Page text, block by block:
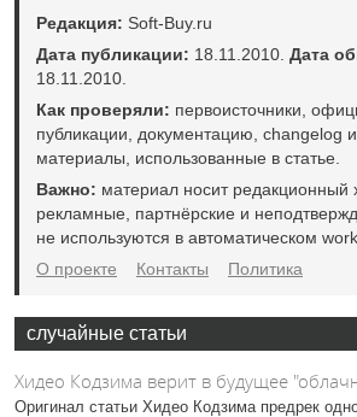
Редакция: Soft-Buy.ru
Дата публикации: 18.11.2010. Дата
18.11.2010.
Как проверяли: первоисточники,
публикации, документацию, changelog
материалы, использованные в статье.
Важно: материал носит редакционный
рекламные, партнёрские и
не используются в автоматическом
О проекте
Контакты Политика
случайные статьи
Хидео Кодзима верит в будущее
Оригинал статьи Хидео Кодзима предрек